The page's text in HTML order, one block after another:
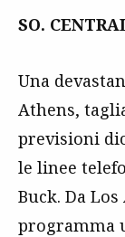
SO.
Una
Athens,
previsioni
le linee
Buck. Da
programma